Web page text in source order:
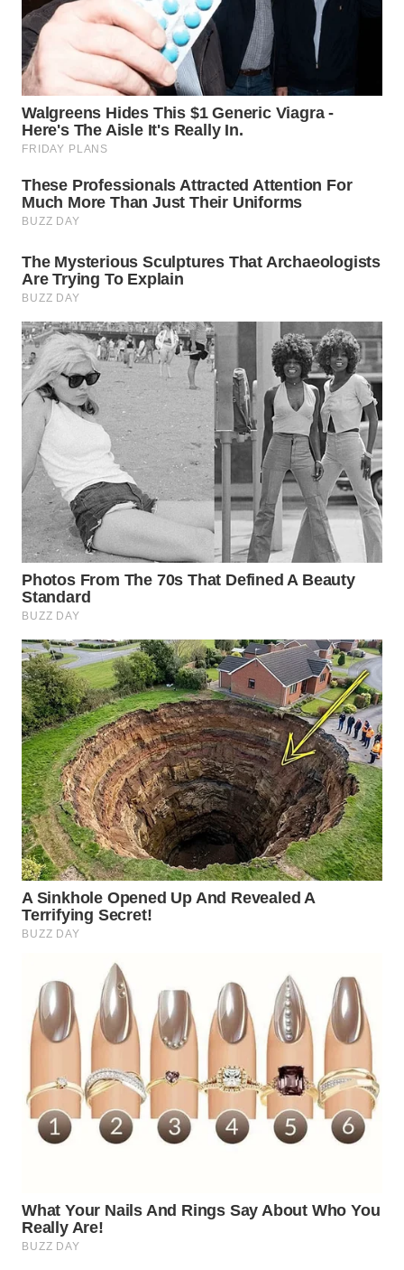
DANAU
TOBA
WN
NIAS
WN
LANGKAT
TAPANULI
SELATAN
WN
TANJUNG
LESUNG
WN
KARO
WN
SIMALUNGUN
WN
LABUHANBATU
WN
TAPANULI
TENGAH
WN DELI
SERDANG
WN
TEBING
TINGGI
WN
PAKPAK
WN
WN
BEKASI
BOGOR
WN
DEPOK
TAPANULI
UTARA